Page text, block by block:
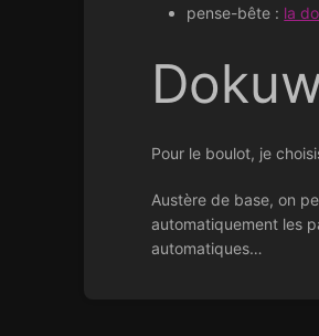
pense-bête : la
Pour le boulot, je
Austère de base, on
automatiquement les
automatiques…